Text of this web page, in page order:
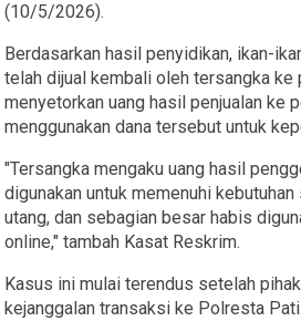
(10/5/2026).
Berdasarkan hasil penyidikan, ikan-
telah dijual kembali oleh tersangka ke
menyetorkan uang hasil penjualan ke
menggunakan dana tersebut untuk
"Tersangka mengaku uang hasil
digunakan untuk memenuhi
utang, dan sebagian besar habis
online," tambah Kasat Reskrim.
Kasus ini mulai terendus setelah
kejanggalan transaksi ke Polresta